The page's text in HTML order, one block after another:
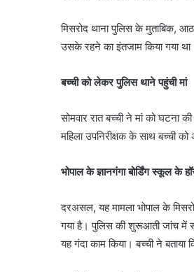
मिसरोद थाना पुलिस के मुताबिक,
उसके रहने का इंतजाम किया गया
बच्‍ची को लेकर पुलिस थाने पहुंची मां
सोमवार रात बच्ची ने मां को घटना
महिला उपनिरीक्षक के साथ बच्ची
भोपाल के ज्ञानगंगा बोर्डिंग स्कूल के
दरअसल, यह मामला भोपाल के
गया है। पुलिस की शुरूआती जांच में
यह गंदा काम किया। बच्ची ने